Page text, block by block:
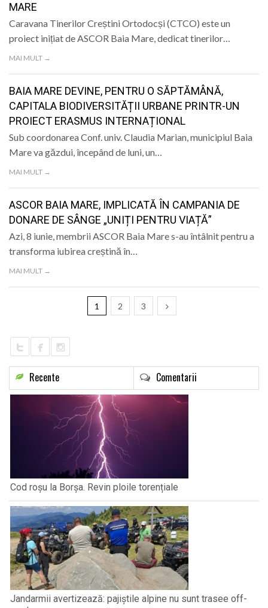
MARE
Caravana Tinerilor Creștini Ortodocși (CTCO) este un
proiect inițiat de ASCOR Baia Mare, dedicat tinerilor…
MAI MULT →
BAIA MARE DEVINE, PENTRU O SĂPTĂMÂNĂ,
CAPITALA BIODIVERSITĂȚII URBANE PRINTR-UN
PROIECT ERASMUS INTERNAȚIONAL
Sub coordonarea Conf. univ. Claudia Marian, municipiul Baia
Mare va găzdui, începând de luni, un…
MAI MULT →
ASCOR BAIA MARE, IMPLICATĂ ÎN CAMPANIA DE
DONARE DE SÂNGE „UNIȚI PENTRU VIAȚĂ”
Azi, 8 iunie, membrii ASCOR Baia Mare s-au întâlnit pentru a
transforma iubirea creștină în…
MAI MULT →
1 2 3
Recente Comentarii
Cod roșu la Borșa. Revin ploile torențiale
Jandarmii avertizează: pajiștile alpine nu sunt trasee off-